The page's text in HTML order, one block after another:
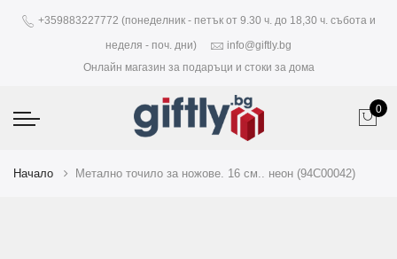
+359883227772 (понеделник - петък от 9.30 ч. до 18,30 ч. събота и
неделя - поч. дни)
info@giftly.bg
Онлайн магазин за подаръци и стоки за дома
0
Начало Метално точило за ножове. 16 см.. неон (94C00042)